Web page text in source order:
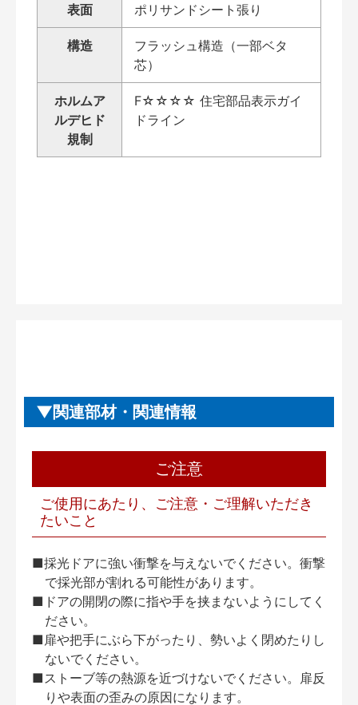
表面 ポリサンドシート張り
構造
フラッシュ構造（一部ベタ
芯）
ホルムア
ルデヒド
規制
F☆☆☆☆ 住宅部品表示ガイ
ドライン
関連部材・関連情報
ご注意
ご使用にあたり、ご注意・ご理解いただき
たいこと
■採光ドアに強い衝撃を与えないでください。衝撃
で採光部が割れる可能性があります。
■ドアの開閉の際に指や手を挟まないようにしてく
ださい。
■扉や把手にぶら下がったり、勢いよく閉めたりし
ないでください。
■ストーブ等の熱源を近づけないでください。扉反
りや表面の歪みの原因になります。